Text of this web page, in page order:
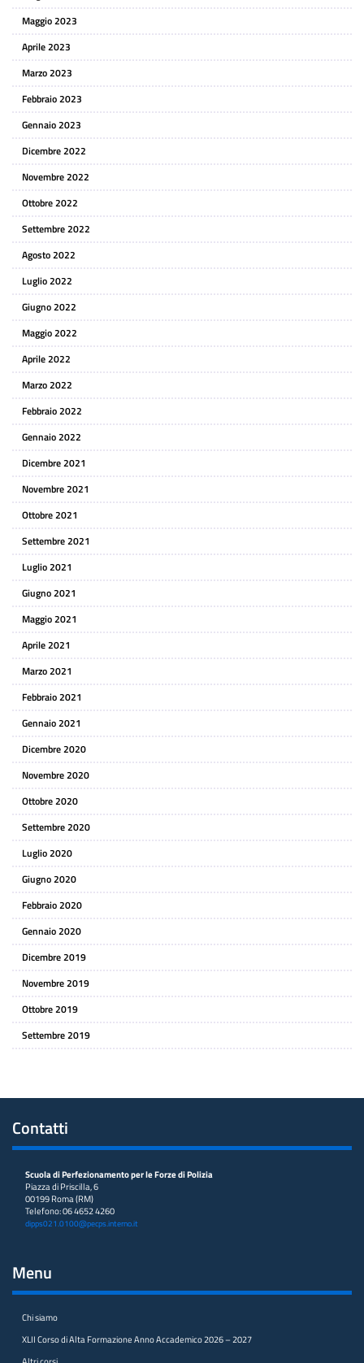
Maggio 2023
Aprile 2023
Marzo 2023
Febbraio 2023
Gennaio 2023
Dicembre 2022
Novembre 2022
Ottobre 2022
Settembre 2022
Agosto 2022
Luglio 2022
Giugno 2022
Maggio 2022
Aprile 2022
Marzo 2022
Febbraio 2022
Gennaio 2022
Dicembre 2021
Novembre 2021
Ottobre 2021
Settembre 2021
Luglio 2021
Giugno 2021
Maggio 2021
Aprile 2021
Marzo 2021
Febbraio 2021
Gennaio 2021
Dicembre 2020
Novembre 2020
Ottobre 2020
Settembre 2020
Luglio 2020
Giugno 2020
Febbraio 2020
Gennaio 2020
Dicembre 2019
Novembre 2019
Ottobre 2019
Settembre 2019
Contatti
Scuola di Perfezionamento per le Forze di Polizia
Piazza di Priscilla, 6
00199 Roma (RM)
Telefono: 06 4652 4260
dipps021.0100@pecps.interno.it
Menu
Chi siamo
XLII Corso di Alta Formazione Anno Accademico 2026 – 2027